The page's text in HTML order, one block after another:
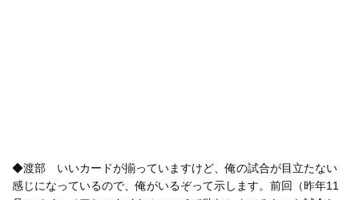
◆渡部 いいカードが揃っていますけど、俺の試合が目立たない
感じになっているので、俺がいるぞって示します。前回（昨年11